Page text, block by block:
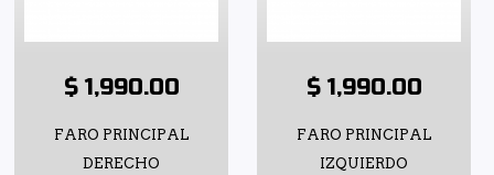
$ 1,990.00
FARO PRINCIPAL
DERECHO
$ 1,990.00
FARO PRINCIPAL
IZQUIERDO